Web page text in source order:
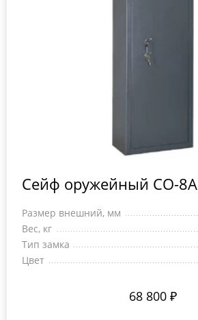
Сейф оружейный СО-8А
Размер внешний, мм
Вес, кг
Тип замка
Цвет
68 800 ₽